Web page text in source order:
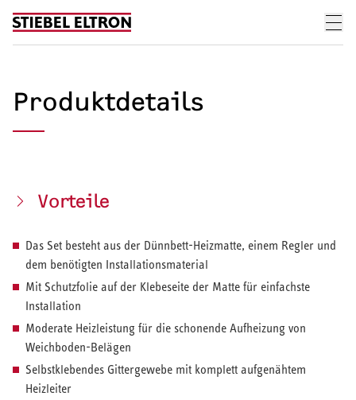
HEIZEN UND KÜHLEN
Produktdetails
Vorteile
Das Set besteht aus der Dünnbett-Heizmatte, einem Regler und
dem benötigten Installationsmaterial
Mit Schutzfolie auf der Klebeseite der Matte für einfachste
Installation
Moderate Heizleistung für die schonende Aufheizung von
Weichboden-Belägen
Selbstklebendes Gittergewebe mit komplett aufgenähtem
Heizleiter